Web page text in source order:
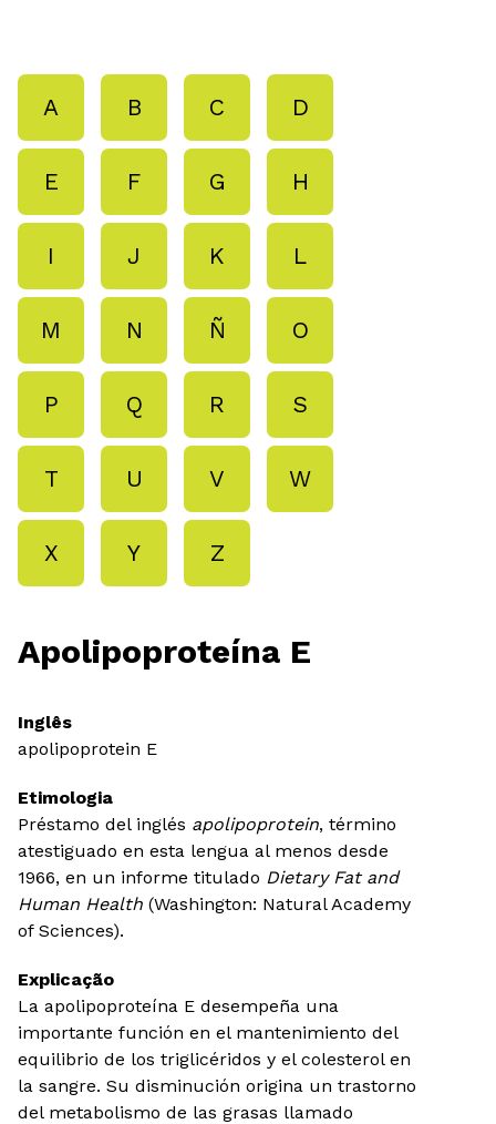
A B C D
E F G H
I J K L
M N Ñ O
P Q R S
T U V W
X Y Z
Apolipoproteína E
Inglês
apolipoprotein E
Etimologia
Préstamo del inglés apolipoprotein, término
atestiguado en esta lengua al menos desde
1966, en un informe titulado Dietary Fat and
Human Health (Washington: Natural Academy
of Sciences).
Explicação
La apolipoproteína E desempeña una
importante función en el mantenimiento del
equilibrio de los triglicéridos y el colesterol en
la sangre. Su disminución origina un trastorno
del metabolismo de las grasas llamado